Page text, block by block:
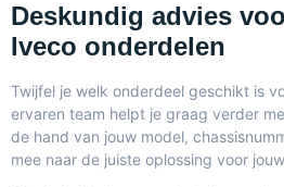
Deskundig advies
Iveco onderdelen
Twijfel je welk onderdeel geschikt is
ervaren team helpt je graag verder
de hand van jouw model,
mee naar de juiste oplossing voor